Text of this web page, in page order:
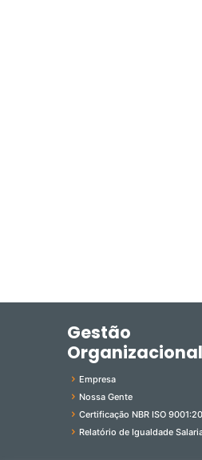
Gestão
Organizacional
Empresa
Nossa Gente
Certificação NBR ISO
Relatório de Igualdade